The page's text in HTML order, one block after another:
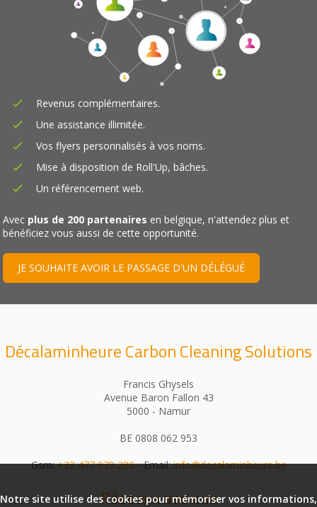
Revenus complémentaires.
Une assistance illimitée.
Vos flyers personnalisés à vos noms.
Mise à disposition de Roll'Up, bâches.
Un référencement web.
Avec plus de 200 partenaires en belgique, n'attendez plus et
bénéficiez vous aussi de cette opportunité.
JE SOUHAITE AVOIR LE PASSAGE D'UN DÉLÉGUÉ
Décalaminheure Carbon Cleaning Solutions
Francis Ghysels
Avenue Baron Fallon 43
5000 - Namur
BE 0808 062 953
Gsm:+32 477 979 280- Email:info@decalaminheure.be
Réseaux sociaux
Notre site utilise des cookies pour mémoriser vos informations,